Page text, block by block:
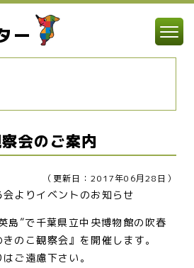
ー
会のご案内
（更新日：2017年06月28日）
よりイベントのお知らせ
島”で千葉県立中央博物館の吹春
のこ観察会』を開催します。
ご遠慮下さい。